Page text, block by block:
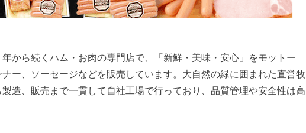
から続くハム・お肉の専門店で、「新鮮・美味・安心」をモットー
ー、ソーセージなどを販売しています。大自然の緑に囲まれた直営牧
造、販売まで一貫して自社工場で行っており、品質管理や安全性は高